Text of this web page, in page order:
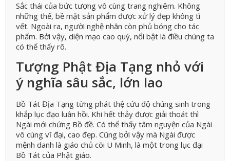
Sắc thái của bức tượng vô cùng trang nghiêm. Không
những thế, bề mặt sản phẩm được xử lý đẹp không tì
vết. Ngoài ra, người nghệ nhân còn phủ bóng cho tác
phẩm. Bởi vậy, diện mạo cao quý, nổi bật là điều chúng ta
có thể thấy rõ.
Tượng Phật Địa Tạng nhỏ với
ý nghĩa sâu sắc, lớn lao
Bồ Tát Địa Tạng từng phát thệ cứu độ chúng sinh trong
khắp lục đạo luân hồi. Khi hết thảy được giải thoát thì
Ngài mới chứng Bồ đề. Có thể thấy tâm nguyện của Ngài
vô cùng vĩ đại, cao đẹp. Cũng bởi vậy mà Ngài được
mệnh danh là giáo chủ cõi U Minh, là một trong lục đại
Bồ Tát của Phật giáo.